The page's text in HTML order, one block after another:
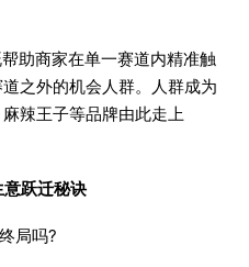
助商家在单一赛道内精准触
之外的机会人群。人群成为
辣王子等品牌由此走上
跃迁秘诀
局吗?